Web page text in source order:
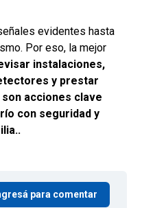
evidentes hasta
Por eso, la mejor
instalaciones,
y prestar
acciones clave
con seguridad y
para comentar